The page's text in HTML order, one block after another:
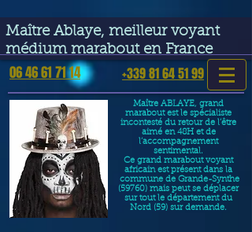
Maître Ablaye, meilleur voyant
médium marabout en France
06 46 61 71 14 +339 81 64 51 99
Maître ABLAYE, grand
marabout est le spécialiste
incontesté du retour de l’être
aimé en 48H et de
l’accompagnement
sentimental.
Ce grand marabout voyant
africain est présent dans la
commune de Grande-Synthe
(59760) mais peut se déplacer
sur tout le département du
Nord (59) sur demande.